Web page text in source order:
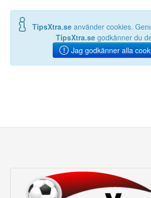
TipsXtra.se använder cookies.
TipsXtra.se godkänner du
Jag godkänner alla